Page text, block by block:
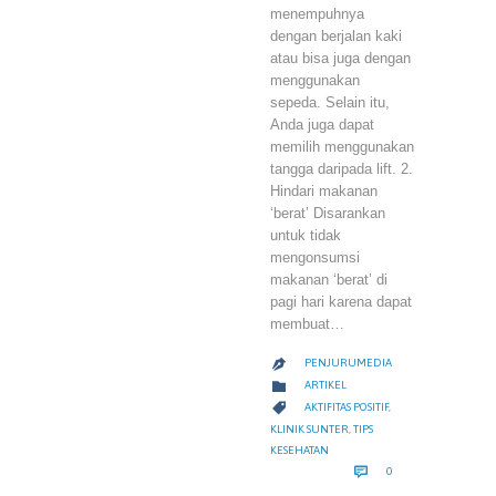
menempuhnya
dengan berjalan kaki
atau bisa juga dengan
menggunakan
sepeda. Selain itu,
Anda juga dapat
memilih menggunakan
tangga daripada lift. 2.
Hindari makanan
‘berat’ Disarankan
untuk tidak
mengonsumsi
makanan ‘berat’ di
pagi hari karena dapat
membuat…
 PENJURUMEDIA
 CATEGORY
ARTIKEL
 CATEGORY
AKTIFITAS POSITIF,
KLINIK SUNTER TIPS
KESEHATAN
 0